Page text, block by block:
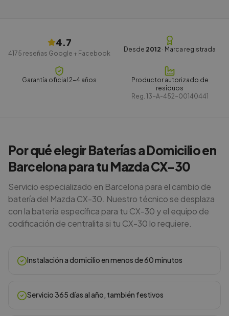
4.7
4175 reseñas Google + Facebook
Desde 2012 · Marca registrada
Garantía oficial 2-4 años
Productor autorizado de
residuos
Reg. 13-A-452-00140441
Por qué elegir Baterías a Domicilio en
Barcelona para tu Mazda CX-30
Servicio especializado en Barcelona para el cambio de
batería del Mazda CX-30. Nuestro técnico se desplaza
con la batería específica para tu CX-30 y el equipo de
codificación de centralita si tu CX-30 lo requiere.
Instalación a domicilio en menos de 60 minutos
Servicio 365 días al año, también festivos